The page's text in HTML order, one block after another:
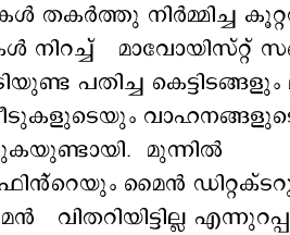
തകർത്തു നിർമ്മിച്ച
നിറച്ച് മാവോയിസ്റ്റ്
പതിച്ച കെട്ടിടങ്ങളും
മുന്നിൽ
മൈൻ